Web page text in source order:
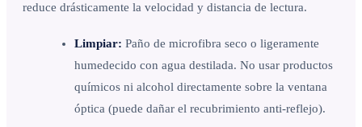
reduce drásticamente la velocidad y distancia de lectura.
Limpiar: Paño de microfibra seco o ligeramente
humedecido con agua destilada. No usar productos
químicos ni alcohol directamente sobre la ventana
óptica (puede dañar el recubrimiento anti-reflejo).